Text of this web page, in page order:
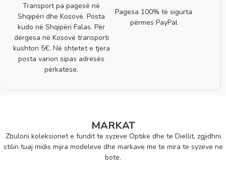
Transport pa pagesë në
Shqipëri dhe Kosovë. Posta
kudo në Shqipëri Falas. Për
dërgesa në Kosovë transporti
kushton 5€. Në shtetet e tjera
posta varion sipas adresës
përkatëse.
Pagesa 100% të sigurta
përmes PayPal
MARKAT
Zbuloni koleksionet e fundit te syzeve Optike dhe te Diellit, zgjidhni
stilin tuaj midis mijra modeleve dhe markave me te mira te syzeve ne
bote.